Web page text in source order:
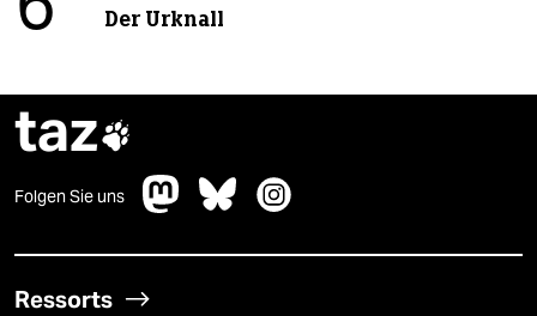
Der Urknall
taz
Folgen Sie uns
Ressorts